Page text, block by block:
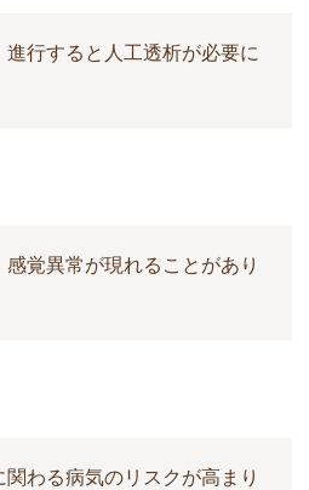
行すると人工透析が必要に
覚異常が現れることがあり
わる病気のリスクが高まり